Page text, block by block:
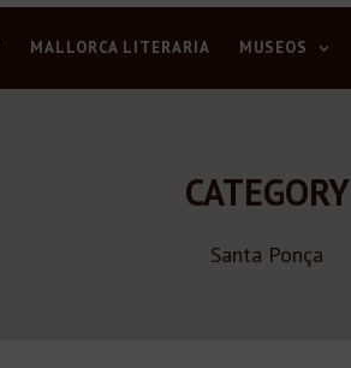
MALLORCA LITERARIA MUSEOS
CATEGORY
Santa Ponça